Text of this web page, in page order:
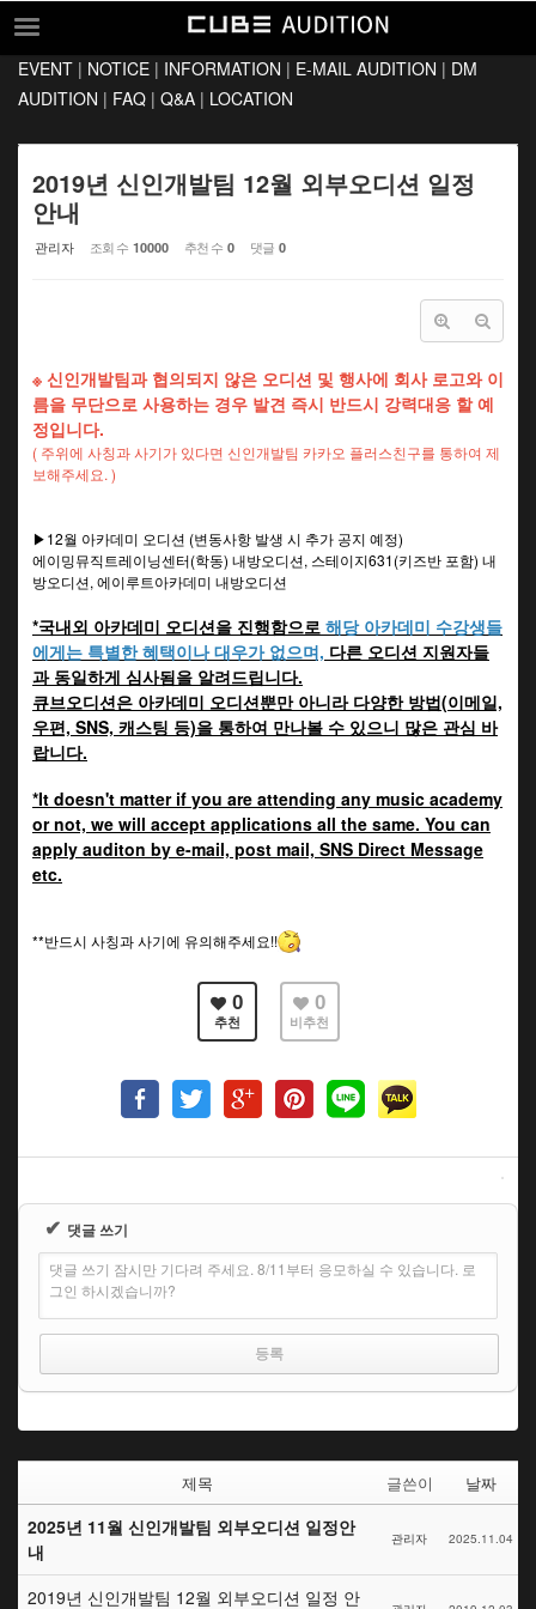
EVENT
INFORMATION
E-MAIL AUDITION
DM AUDITION
LOCATION
EVENT | NOTICE | INFORMATION | E-MAIL AUDITION | DM
AUDITION | FAQ | Q&A | LOCATION
2019년 신인개발팀 12월 외부오디션 일정
안내
관리자 조회 수 10000 추천 수 0 댓글 0
※ 신인개발팀과 협의되지 않은 오디션 및 행사에 회사 로고와 이
름을 무단으로 사용하는 경우 발견 즉시 반드시 강력대응 할 예
정입니다.
( 주위에 사칭과 사기가 있다면 신인개발팀 카카오 플러스친구를 통하여 제
보해주세요. )
▶12월 아카데미 오디션 (변동사항 발생 시 추가 공지 예정)
에이밍뮤직트레이닝센터(학동) 내방오디션, 스테이지631(키즈반 포함) 내
방오디션, 에이루트아카데미 내방오디션
*국내외 아카데미 오디션을 진행함으로 해당 아카데미 수강생들
에게는 특별한 혜택이나 대우가 없으며, 다른 오디션 지원자들
과 동일하게 심사됨을 알려드립니다.
큐브오디션은 아카데미 오디션뿐만 아니라 다양한 방법(이메일,
우편, SNS, 캐스팅 등)을 통하여 만나볼 수 있으니 많은 관심 바
랍니다.
*It doesn't matter if you are attending any music academy
or not, we will accept applications all the same. You can
apply auditon by e-mail, post mail, SNS Direct Message
etc.
**반드시 사칭과 사기에 유의해주세요!!
0
추천
0
비추천
✔ 댓글 쓰기
댓글 쓰기 잠시만 기다려 주세요. 8/11부터 응모하실 수 있습니다. 로
그인 하시겠습니까?
제목 글쓴이 날짜
2025년 11월 신인개발팀 외부오디션 일정안
내
관리자 2025.11.04
2019년 신인개발팀 12월 외부오디션 일정 안